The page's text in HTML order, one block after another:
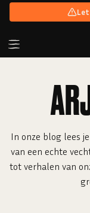
In onze blog lees
van een echte
tot verhalen van